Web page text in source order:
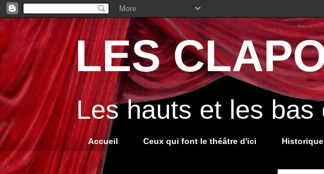
LES
Les hauts et les
Accueil Ceux qui font le théâtre d'ici